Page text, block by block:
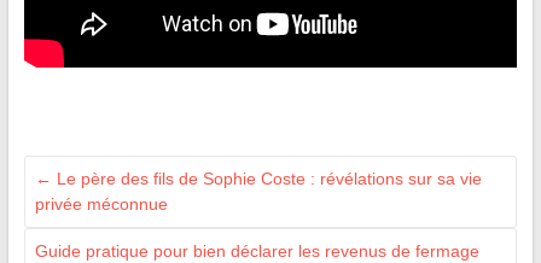
← Le père des fils de Sophie Coste : révélations sur sa vie
privée méconnue
Guide pratique pour bien déclarer les revenus de fermage